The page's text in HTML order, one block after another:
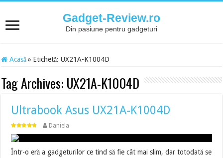
Gadget-Review.ro
Din pasiune pentru gadgeturi
Acasă » Etichetă:UX21A-K1004D
Tag Archives: UX21A-K1004D
Ultrabook Asus UX21A-K1004D
Daniela
Într-o eră a gadgeturilor ce tind să fie cât mai slim, dar totodată se